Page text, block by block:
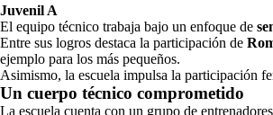
Juvenil A
El equipo técnico trabaja bajo un enfoque de
Entre sus logros destaca la participación de
ejemplo para los más pequeños.
Asimismo, la escuela impulsa la participación
Un cuerpo técnico comprometido
La escuela cuenta con un grupo de